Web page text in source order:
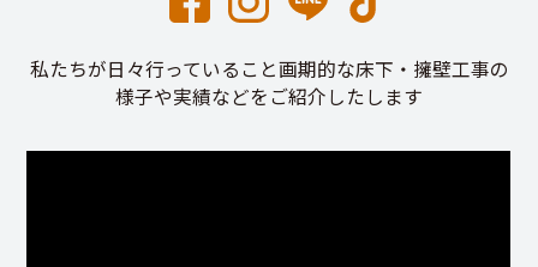
私たちが日々行っていること画期的な床下・擁壁工事の
様子や実績などをご紹介したします